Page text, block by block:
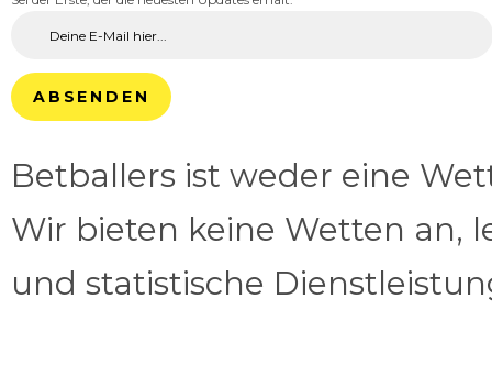
ABSENDEN
Betballers ist weder eine
Wir bieten keine Wetten an,
und statistische